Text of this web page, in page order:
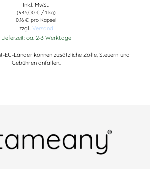
Inkl. MwSt.
(945,00 €/ 1 kg)
0,16 € pro Kapsel
zzgl. Versand
Lieferzeit: ca. 2-3 Werktage
EU-Länder können zusätzliche Zölle, Steuern und
Gebühren anfallen.